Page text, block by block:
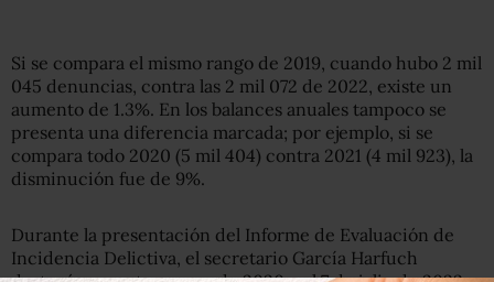
Si se compara el mismo rango de 2019, cuando hubo 2 mil
045 denuncias, contra las 2 mil 072 de 2022, existe un
aumento de 1.3%. En los balances anuales tampoco se
presenta una diferencia marcada; por ejemplo, si se
compara todo 2020 (5 mil 404) contra 2021 (4 mil 923), la
disminución fue de 9%.
Durante la presentación del Informe de Evaluación de
Incidencia Delictiva, el secretario García Harfuch